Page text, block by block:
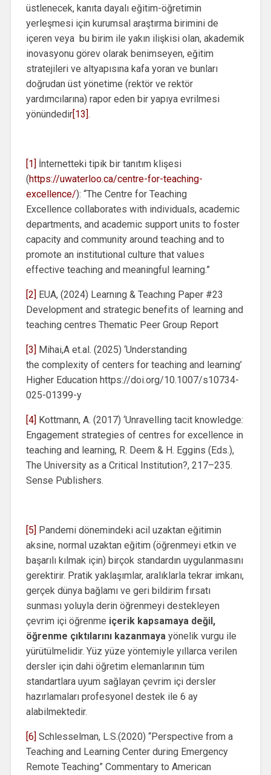
üstlenecek, kanıta dayalı eğitim-öğretimin
yerleşmesi için kurumsal araştırma birimini de
içeren veya bu birim ile yakın ilişkisi olan, akademik
inovasyonu görev olarak benimseyen, eğitim
stratejileri ve altyapısına kafa yoran ve bunları
doğrudan üst yönetime (rektör ve rektör
yardımcılarına) rapor eden bir yapıya evrilmesi
yönündedir[13] .
[1]
İnternetteki tipik bir tanıtım klişesi
(https://uwaterloo.ca/centre-for-teaching-
excellence/): “The Centre for Teaching
Excellence collaborates with individuals, academic
departments, and academic support units to foster
capacity and community around teaching and to
promote an institutional culture that values
effective teaching and meaningful learning.”
[2]
EUA, (2024) Learnıng & Teachıng Paper #23
Development and strategic benefits of learning and
teaching centres Thematic Peer Group Report
[3]
Mihai,A et.al. (2025) ‘Understanding
the complexity of centers for teaching and learning’
Higher Education https://doi.org/10.1007/s10734-
025-01399-y
[4] Kottmann, A. (2017) ‘Unravelling tacit knowledge:
Engagement strategies of centres for excellence in
teaching and learning, R. Deem & H. Eggins (Eds.),
The University as a Critical Institution?, 217–235.
Sense Publishers.
[5]
Pandemi dönemindeki acil uzaktan eğitimin
aksine, normal uzaktan eğitim (öğrenmeyi etkin ve
başarılı kılmak için) birçok standardın uygulanmasını
gerektirir. Pratik yaklaşımlar, aralıklarla tekrar imkanı,
gerçek dünya bağlamı ve geri bildirim fırsatı
sunması yoluyla derin öğrenmeyi destekleyen
çevrim içi öğrenme içerik kapsamaya değil,
öğrenme çıktılarını kazanmayayönelik vurgu ile
yürütülmelidir. Yüz yüze yöntemiyle yıllarca verilen
dersler için dahi öğretim elemanlarının tüm
standartlara uyum sağlayan çevrim içi dersler
hazırlamaları profesyonel destek ile 6 ay
alabilmektedir.
[6] Schlesselman, L.S.(2020) “Perspective from a
Teaching and Learning Center during Emergency
Remote Teaching” Commentary to American